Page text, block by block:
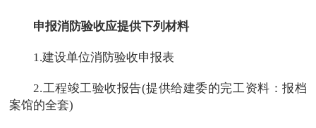
申报消防验收应提供下列材料
1.建设单位消防验收申报表
2.工程竣工验收报告(提供给建委的完工资料：报档
案馆的全套)